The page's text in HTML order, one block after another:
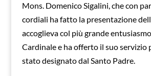
Mons. Domenico Sigalini, che con
cordiali ha fatto la presentazione
accoglieva col più grande
Cardinale e ha offerto il suo servizio
stato designato dal Santo Padre.